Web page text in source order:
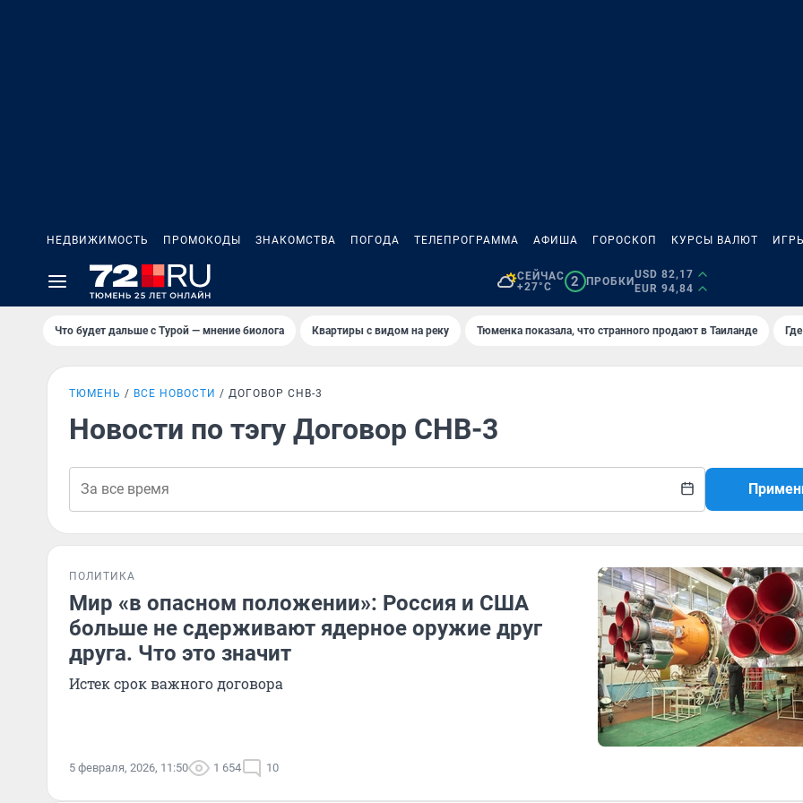
НЕДВИЖИМОСТЬ ПРОМОКОДЫ ЗНАКОМСТВА ПОГОДА ТЕЛЕПРОГРАММА АФИША ГОРОСКОП КУРСЫ ВАЛЮТ
СЕЙЧАС
+27°C
2 ПРОБКИ
USD 82,17
EUR 94,84
Что будет дальше с Турой — мнение биолога Квартиры с видом на реку Тюменка показала, что странного продают в Таиланде
ТЮМЕНЬ ВСЕ НОВОСТИ ДОГОВОР СНВ-3
Новости по тэгу Договор СНВ-3
ПОЛИТИКА
Мир «в опасном положении»: Россия и США
больше не сдерживают ядерное оружие друг
друга. Что это значит
Истек срок важного договора
5 февраля, 2026, 11:50 1 654 10